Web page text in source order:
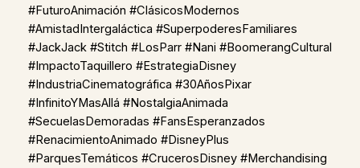
#FuturoAnimación #ClásicosModernos
#AmistadIntergaláctica #SuperpoderesFamiliares
#JackJack #Stitch #LosParr #Nani #BoomerangCultural
#ImpactoTaquillero #EstrategiaDisney
#IndustriaCinematográfica #30AñosPixar
#InfinitoYMasAllá #NostalgiaAnimada
#SecuelasDemoradas #FansEsperanzados
#RenacimientoAnimado #DisneyPlus
#ParquesTemáticos #CrucerosDisney #Merchandising